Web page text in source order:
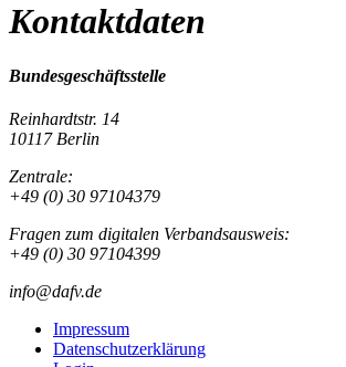
Kontaktdaten
Bundesgeschäftsstelle
Reinhardtstr. 14
10117 Berlin
Zentrale:
+49 (0) 30 97104379
Fragen zum digitalen Verbandsausweis:
+49 (0) 30 97104399
info@dafv.de
Impressum
Datenschutzerklärung